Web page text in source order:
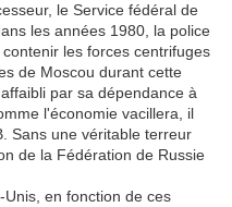
le Service fédéral de
les années 1980, la police
les forces centrifuges
de Moscou durant cette
par sa dépendance à
l'économie vacillera, il
Sans une véritable terreur
de la Fédération de Russie
en fonction de ces